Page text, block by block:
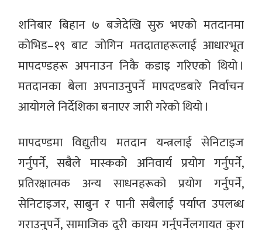
शनिबार बिहान ७ बजेदेखि सुरु भएको मतदानमा
कोभिड–१९ बाट जोगिन मतदाताहरूलाई आधारभूत
मापदण्डहरू अपनाउन निकै कडाइ गरिएको थियो ।
मतदानका बेला अपनाउनुपर्ने मापदण्डबारे निर्वाचन
आयोगले निर्देशिका बनाएर जारी गरेको थियो ।
मापदण्डमा विद्युतीय मतदान यन्त्रलाई सेनिटाइज
गर्नुपर्ने, सबैले मास्कको अनिवार्य प्रयोग गर्नुपर्ने,
प्रतिरक्षात्मक अन्य साधनहरूको प्रयोग गर्नुपर्ने,
सेनिटाइजर, साबुन र पानी सबैलाई पर्याप्त उपलब्ध
गराउनुपर्ने, सामाजिक दूरी कायम गर्नुपर्नेलगायत कुरा